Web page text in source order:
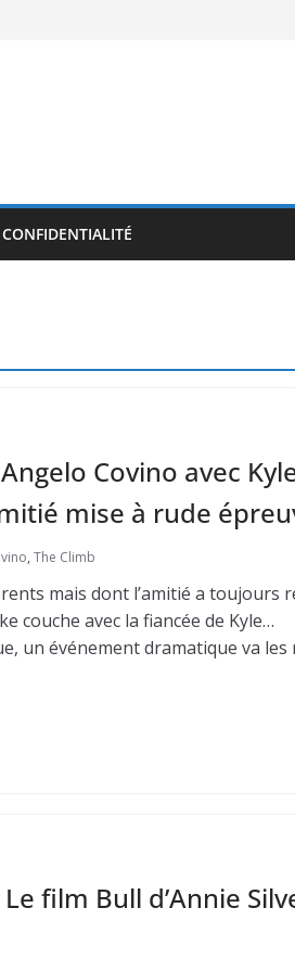
Covino avec
mise à rude
, The Climb
mais dont l’amitié a toujours
couche avec la fiancée de Kyle…
un événement dramatique va les
film Bull d’Annie